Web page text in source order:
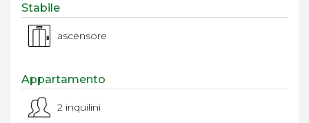
Stabile
ascensore
Appartamento
2 inquilini